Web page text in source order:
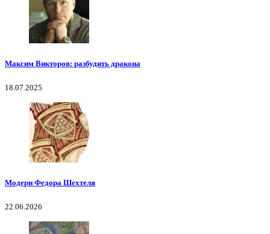
Максим Викторов: разбудить дракона
18.07.2025
Модерн Федора Шехтеля
22.06.2026